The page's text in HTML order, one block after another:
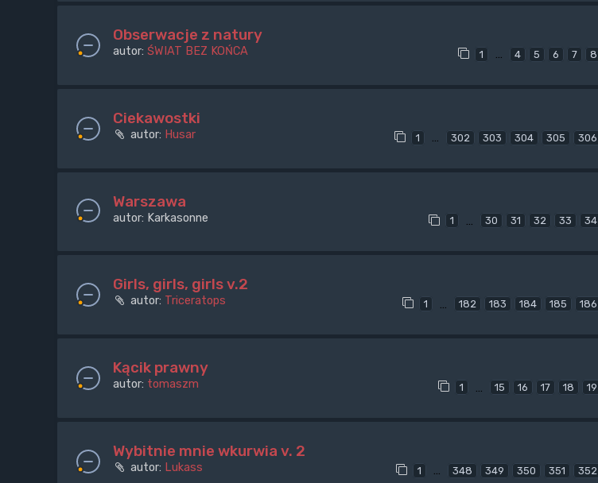
Obserwacje z natury
autor: ŚWIAT BEZ KOŃCA 1 … 4 5 6 7 8
Ciekawostki
autor: Husar 1 … 302 303 304 305 306
Warszawa
autor: Karkasonne 1 … 30 31 32 33 34
Girls, girls, girls v.2
autor: Triceratops 1 … 182 183 184 185 186
Kącik prawny
autor: tomaszm 1 15 16 17 18 19
Wybitnie mnie wkurwia v. 2
autor: Lukass 1 … 348 349 350 351 352